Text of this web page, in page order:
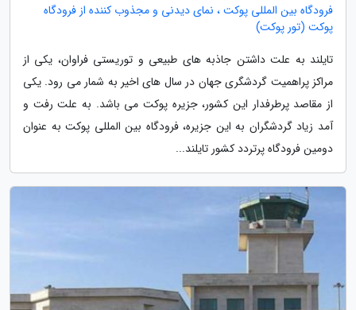
فرودگاه بین المللی پوکت ، نمای دیدنی و مجذوب کننده از فرودگاه
پوکت (تور پوکت)
تایلند به علت داشتن جاذبه های طبیعی و توریستی فراوان، یکی از
مراکز پراهمیت گردشگری جهان در سال های اخیر به شمار می رود. یکی
از مقاصد پرطرفدار این کشور، جزیره پوکت می باشد. به علت رفت و
آمد زیاد گردشگران به این جزیره، فرودگاه بین المللی پوکت به عنوان
دومین فرودگاه پرتردد کشور تایلند...